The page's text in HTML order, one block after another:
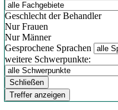
Geschlecht der Behandler
Nur Frauen
Nur Männer
Gesprochene Sprachen
weitere Schwerpunkte:
Schließen
Treffer anzeigen